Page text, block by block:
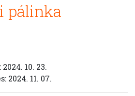
pálinka
10. 23.
2024. 11. 07.